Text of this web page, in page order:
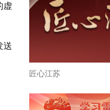
虚
送
匠心江苏